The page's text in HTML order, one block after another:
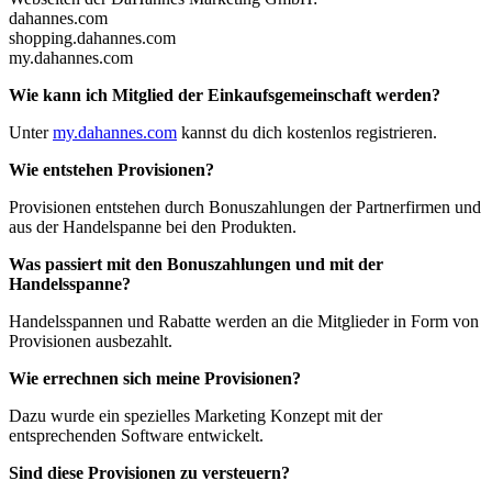
dahannes.com
shopping.dahannes.com
my.dahannes.com
Wie kann ich Mitglied der Einkaufsgemeinschaft werden?
Untermy.dahannes.com kannst du dich kostenlos registrieren.
Wie entstehen Provisionen?
Provisionen entstehen durch Bonuszahlungen der Partnerfirmen und
aus der Handelspanne bei den Produkten.
Was passiert mit den Bonuszahlungen und mit der
Handelsspanne?
Handelsspannen und Rabatte werden an die Mitglieder in Form von
Provisionen ausbezahlt.
Wie errechnen sich meine Provisionen?
Dazu wurde ein spezielles Marketing Konzept mit der
entsprechenden Software entwickelt.
Sind diese Provisionen zu versteuern?